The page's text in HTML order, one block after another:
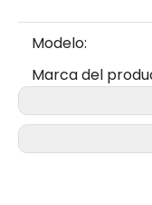
Modelo:
Marca del